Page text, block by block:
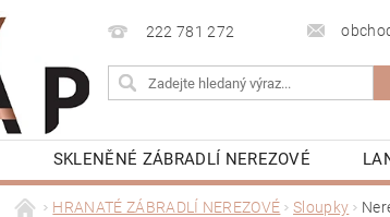
222 781 272
SKLENĚNÉ ZÁBRADLÍ NEREZOVÉ
FRANCOUZSKÁ OKNA ZÁBRADLÍ
HRANATÉ ZÁBRADLÍ NEREZOVÉ Sloupky